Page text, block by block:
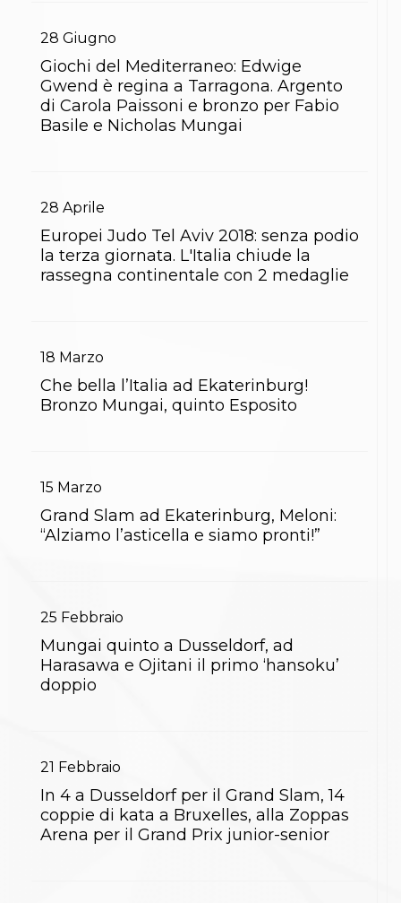
Corsi Preparatore Fisico
Edutraining class - Didattica infantile
Corso dirigenti sportivi
Corso Direttore di Gara
Abilitazioni
Sportello Fiscale
News
Documenti
28 Giugno
Giochi del Mediterraneo: Edwige
Gwend è regina a Tarragona. Argento
di Carola Paissoni e bronzo per Fabio
Basile e Nicholas Mungai
28 Aprile
Europei Judo Tel Aviv 2018: senza podio
la terza giornata. L'Italia chiude la
rassegna continentale con 2 medaglie
18 Marzo
Che bella l’Italia ad Ekaterinburg!
Bronzo Mungai, quinto Esposito
15 Marzo
Grand Slam ad Ekaterinburg, Meloni:
“Alziamo l’asticella e siamo pronti!”
25 Febbraio
Mungai quinto a Dusseldorf, ad
Harasawa e Ojitani il primo ‘hansoku’
doppio
21 Febbraio
In 4 a Dusseldorf per il Grand Slam, 14
coppie di kata a Bruxelles, alla Zoppas
Arena per il Grand Prix junior-senior